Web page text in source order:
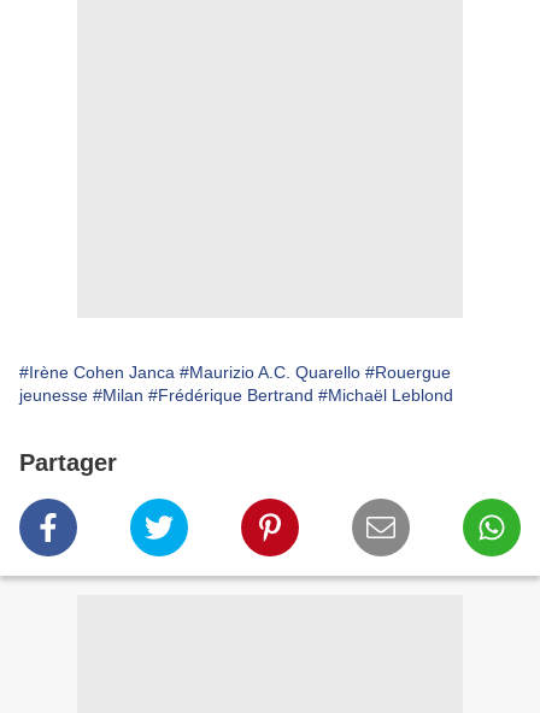
#Irène Cohen Janca #Maurizio A.C. Quarello #Rouergue
jeunesse #Milan #Frédérique Bertrand #Michaël Leblond
Partager